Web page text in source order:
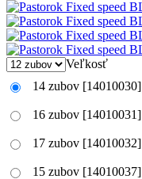
Veľkosť
14 zubov [14010030]
16 zubov [14010031]
17 zubov [14010032]
15 zubov [14010037]